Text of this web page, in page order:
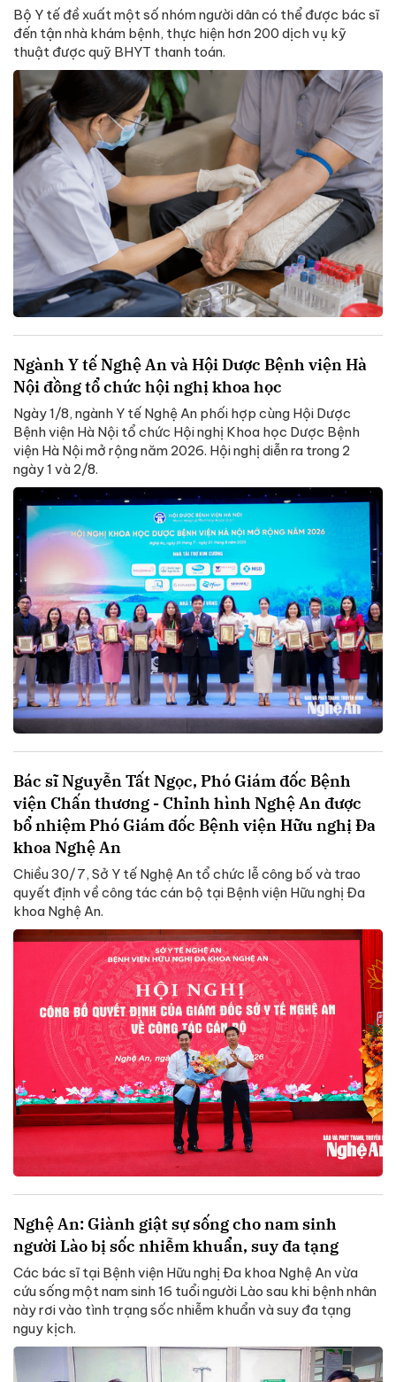
Bộ Y tế đề xuất một số nhóm người dân có thể được bác sĩ
đến tận nhà khám bệnh, thực hiện hơn 200 dịch vụ kỹ
thuật được quỹ BHYT thanh toán.
Ngành Y tế Nghệ An và Hội Dược Bệnh viện Hà
Nội đồng tổ chức hội nghị khoa học
Ngày 1/8, ngành Y tế Nghệ An phối hợp cùng Hội Dược
Bệnh viện Hà Nội tổ chức Hội nghị Khoa học Dược Bệnh
viện Hà Nội mở rộng năm 2026. Hội nghị diễn ra trong 2
ngày 1 và 2/8.
Bác sĩ Nguyễn Tất Ngọc, Phó Giám đốc Bệnh
viện Chấn thương - Chỉnh hình Nghệ An được
bổ nhiệm Phó Giám đốc Bệnh viện Hữu nghị Đa
khoa Nghệ An
Chiều 30/7, Sở Y tế Nghệ An tổ chức lễ công bố và trao
quyết định về công tác cán bộ tại Bệnh viện Hữu nghị Đa
khoa Nghệ An.
Nghệ An: Giành giật sự sống cho nam sinh
người Lào bị sốc nhiễm khuẩn, suy đa tạng
Các bác sĩ tại Bệnh viện Hữu nghị Đa khoa Nghệ An vừa
cứu sống một nam sinh 16 tuổi người Lào sau khi bệnh nhân
này rơi vào tình trạng sốc nhiễm khuẩn và suy đa tạng
nguy kịch.